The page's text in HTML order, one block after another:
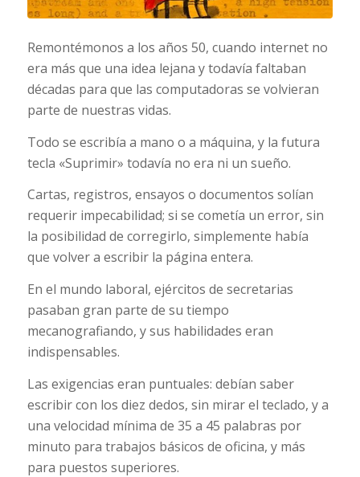
Remontémonos a los años 50, cuando internet no
era más que una idea lejana y todavía faltaban
décadas para que las computadoras se volvieran
parte de nuestras vidas.
Todo se escribía a mano o a máquina, y la futura
tecla «Suprimir» todavía no era ni un sueño.
Cartas, registros, ensayos o documentos solían
requerir impecabilidad; si se cometía un error, sin
la posibilidad de corregirlo, simplemente había
que volver a escribir la página entera.
En el mundo laboral, ejércitos de secretarias
pasaban gran parte de su tiempo
mecanografiando, y sus habilidades eran
indispensables.
Las exigencias eran puntuales: debían saber
escribir con los diez dedos, sin mirar el teclado, y a
una velocidad mínima de 35 a 45 palabras por
minuto para trabajos básicos de oficina, y más
para puestos superiores.